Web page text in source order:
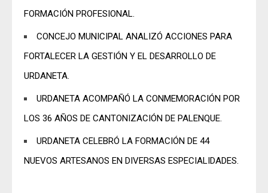
FORMACIÓN PROFESIONAL.
CONCEJO MUNICIPAL ANALIZÓ ACCIONES PARA
FORTALECER LA GESTIÓN Y EL DESARROLLO DE
URDANETA.
URDANETA ACOMPAÑÓ LA CONMEMORACIÓN POR
LOS 36 AÑOS DE CANTONIZACIÓN DE PALENQUE.
URDANETA CELEBRÓ LA FORMACIÓN DE 44
NUEVOS ARTESANOS EN DIVERSAS ESPECIALIDADES.